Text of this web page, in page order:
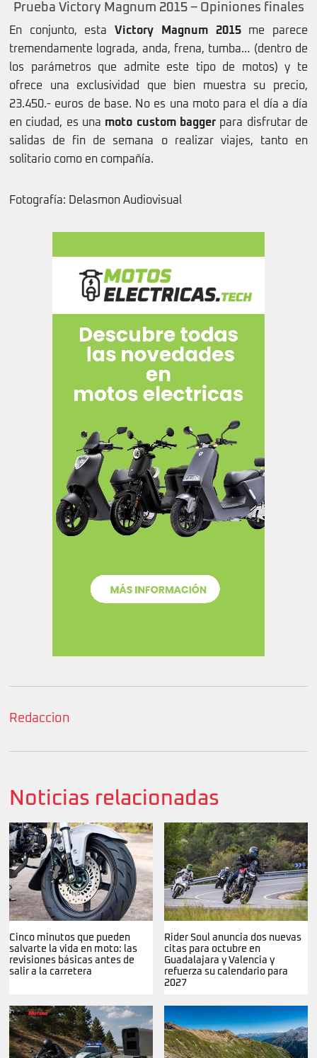
Prueba Victory Magnum 2015 – Opiniones finales
En conjunto, estaVictory Magnum 2015me parece
tremendamente lograda, anda, frena, tumba… (dentro de
los parámetros que admite este tipo de motos) y te
ofrece una exclusividad que bien muestra su precio,
23.450.- euros de base. No es una moto para el día a día
en ciudad, es una moto custom bagger para disfrutar de
salidas de fin de semana o realizar viajes, tanto en
solitario como en compañía.
Fotografía: Delasmon Audiovisual
Redaccion
Noticias relacionadas
Cinco minutos que pueden
salvarte la vida en moto: las
revisiones básicas antes de
salir a la carretera
Rider Soul anuncia dos nuevas
citas para octubre en
Guadalajara y Valencia y
refuerza su calendario para
2027